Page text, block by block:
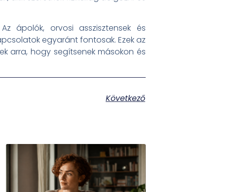
ápolók, orvosi asszisztensek és
egyaránt fontosak. Ezek az
arra, hogy segítsenek másokon és
Következő